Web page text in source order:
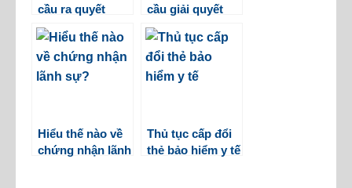
cầu ra quyết
định định giá tài
sản 2025
cầu giải quyết
việc dân sự 2025
Hiểu thế nào về
chứng nhận lãnh
Thủ tục cấp đổi
thẻ bảo hiểm y tế